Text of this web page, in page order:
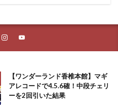
【ワンダーランド香椎本館】マギ
アレコードで4.5.6確！中段チェリ
ーを2回引いた結果